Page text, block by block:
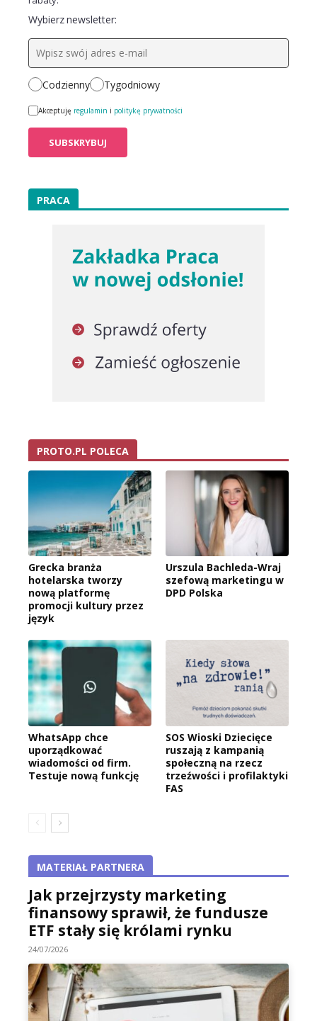
Wybierz newsletter:
Codzienny Tygodniowy
Akceptuję regulamin i politykę prywatności
PRACA
PROTO.PL POLECA
Grecka branża
hotelarska tworzy
nową platformę
promocji kultury przez
język
Urszula Bachleda-Wraj
szefową marketingu w
DPD Polska
WhatsApp chce
uporządkować
wiadomości od firm.
Testuje nową funkcję
SOS Wioski Dziecięce
ruszają z kampanią
społeczną na rzecz
trzeźwości i profilaktyki
FAS
MATERIAŁ PARTNERA
Jak przejrzysty marketing
finansowy sprawił, że fundusze
ETF stały się królami rynku
24/07/2026